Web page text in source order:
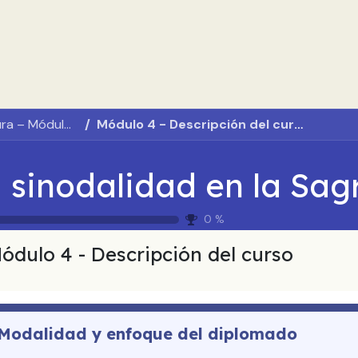
La sinodalidad en la Sagrada Escritura – Módulo 2 Módulo 4 - Descripción del curso
0 %
4 - Descripción del curso
y enfoque del diplomado